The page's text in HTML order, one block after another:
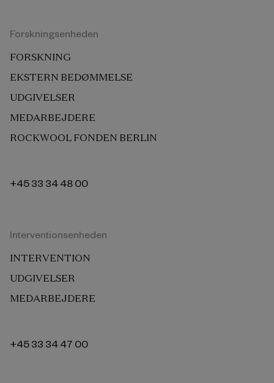
Forskningsenheden
FORSKNING
EKSTERN BEDØMMELSE
UDGIVELSER
MEDARBEJDERE
ROCKWOOL FONDEN BERLIN
+45 33 34 48 00
Interventionsenheden
INTERVENTION
UDGIVELSER
MEDARBEJDERE
+45 33 34 47 00